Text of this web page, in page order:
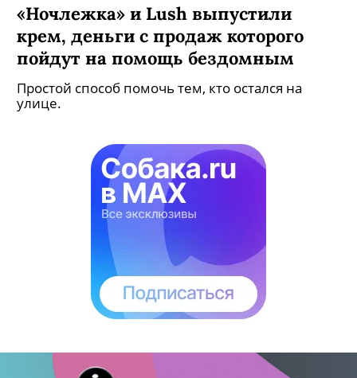
«Ночлежка» и Lush выпустили
крем, деньги с продаж которого
пойдут на помощь бездомным
Простой способ помочь тем, кто остался на